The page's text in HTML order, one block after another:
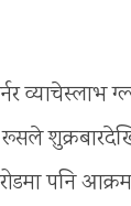
रूसले
पनि